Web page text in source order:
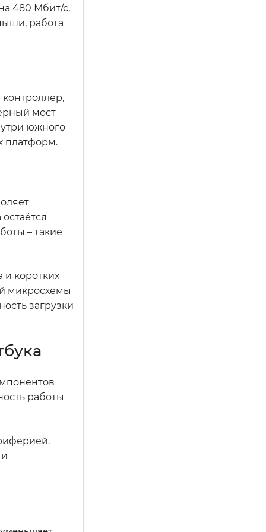
480 Мбит/с,
работа
мост
южного
платформ.
– такие
коротких
микросхемы
загрузки
работы